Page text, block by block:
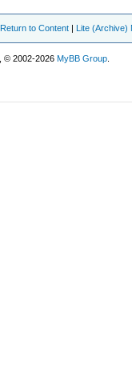
Return to Content | Lite (Archive)
, © 2002-2026MyBB Group